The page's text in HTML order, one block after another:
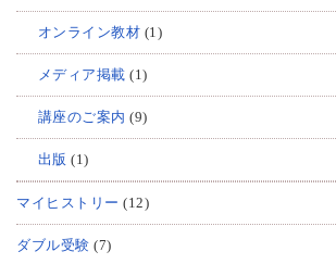
オンライン教材 (1)
メディア掲載 (1)
講座のご案内 (9)
出版 (1)
マイヒストリー (12)
ダブル受験 (7)